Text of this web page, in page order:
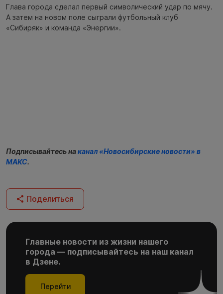
Глава города сделал первый символический удар по мячу.
А затем на новом поле сыграли футбольный клуб
«Сибиряк» и команда «Энергии».
Подписывайтесь наканал «Новосибирские новости» в
МАКС.
Поделиться
Главные новости из жизни нашего
города — подписывайтесь на наш канал
в Дзене.
Перейти